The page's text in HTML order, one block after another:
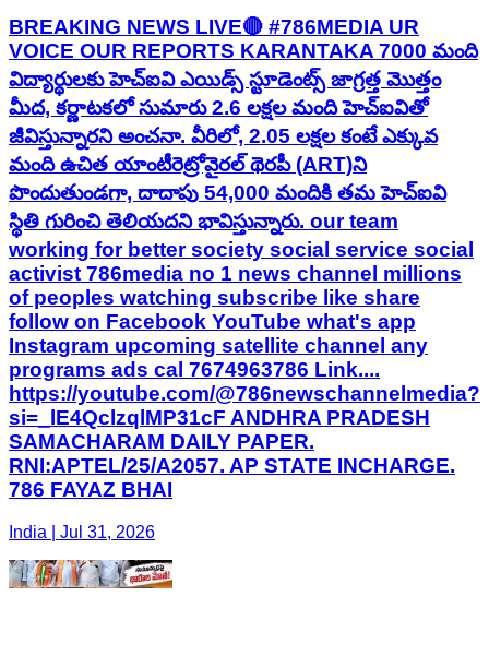
BREAKING NEWS LIVE🔴 #786MEDIA UR
VOICE OUR REPORTS KARANTAKA 7000 మంది
విద్యార్థులకు హెచ్ఐవి ఎయిడ్స్ స్టూడెంట్స్ జాగ్రత్త మొత్తం
మీద, కర్ణాటకలో సుమారు 2.6 లక్షల మంది హెచ్‌ఐవితో
జీవిస్తున్నారని అంచనా. వీరిలో, 2.05 లక్షల కంటే ఎక్కువ
మంది ఉచిత యాంటీరెట్రోవైరల్ థెరపీ (ART)ని
పొందుతుండగా, దాదాపు 54,000 మందికి తమ హెచ్‌ఐవి
స్థితి గురించి తెలియదని భావిస్తున్నారు. our team
working for better society social service social
activist 786media no 1 news channel millions
of peoples watching subscribe like share
follow on Facebook YouTube what's app
Instagram upcoming satellite channel any
programs ads cal 7674963786 Link....
https://youtube.com/@786newschannelmedia?
si=_lE4QclzqlMP31cF ANDHRA PRADESH
SAMACHARAM DAILY PAPER.
RNI:APTEL/25/A2057. AP STATE INCHARGE.
786 FAYAZ BHAI
India | Jul 31, 2026